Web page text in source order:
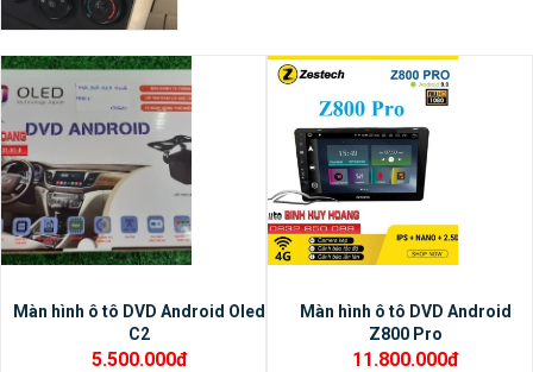
Màn hình ô tô DVD Android Oled
C2
5.500.000đ
Màn hình ô tô DVD Android
Z800 Pro
11.800.000đ